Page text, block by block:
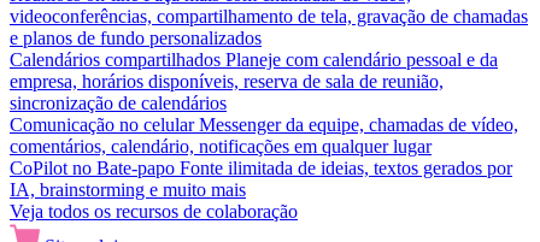
videoconferências, compartilhamento de tela, gravação de chamadas
e planos de fundo personalizados
Calendários compartilhados Planeje com calendário pessoal e da
empresa, horários disponíveis, reserva de sala de reunião,
sincronização de calendários
Comunicação no celular Messenger da equipe, chamadas de vídeo,
comentários, calendário, notificações em qualquer lugar
CoPilot no Bate-papo Fonte ilimitada de ideias, textos gerados por
IA, brainstorming e muito mais
Veja todos os recursos de colaboração